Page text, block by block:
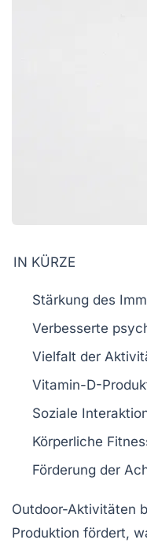
IN KÜRZE
Stärkung des
Verbesserte
Vielfalt der
Vitamin-D-
Soziale
Körperliche
Förderung der
Outdoor-Aktivitäten
Produktion fördert,